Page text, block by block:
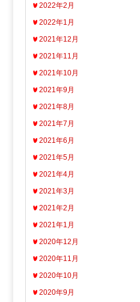
2022年2月
2022年1月
2021年12月
2021年11月
2021年10月
2021年9月
2021年8月
2021年7月
2021年6月
2021年5月
2021年4月
2021年3月
2021年2月
2021年1月
2020年12月
2020年11月
2020年10月
2020年9月